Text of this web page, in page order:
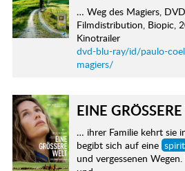
… Weg des Magiers,
Filmdistribution, Biopic,
Kinotrailer
dvd-blu-ray/id/paulo-
magiers/
EINE
… ihrer Familie kehrt sie
begibt sich auf eine spirit
und vergessenen